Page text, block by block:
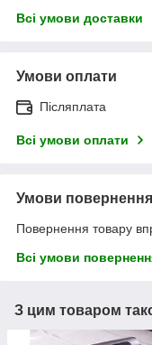
Всі умови доставки
Умови оплати
Післяплата
Всі умови оплати
Умови повернення
Повернення товару
Всі умови
З цим товаром